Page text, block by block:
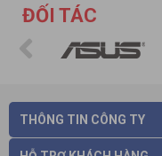
ĐỐI TÁC
THÔNG TIN CÔNG TY